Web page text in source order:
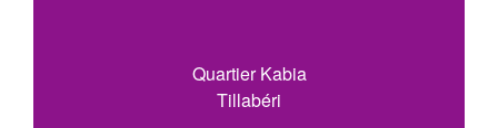
Quartier Kabia
Tillabéri